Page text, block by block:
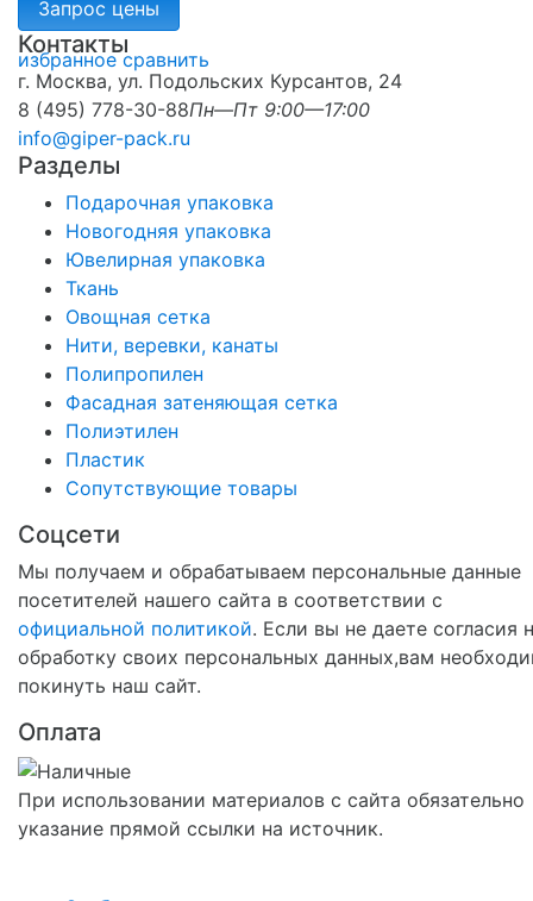
избранное сравнить
Контакты
г. Москва, ул. Подольских Курсантов, 24
8 (495) 778-30-88Пн—Пт 9:00—17:00
info@giper-pack.ru
Разделы
Подарочная упаковка
Новогодняя упаковка
Ювелирная упаковка
Ткань
Овощная сетка
Нити, веревки, канаты
Полипропилен
Фасадная затеняющая сетка
Полиэтилен
Пластик
Сопутствующие товары
Соцсети
Мы получаем и обрабатываем персональные данные
посетителей нашего сайта в соответствии с
официальной политикой. Если вы не даете согласия
обработку своих персональных данных,вам
покинуть наш сайт.
Оплата
При использовании материалов с сайта обязательно
указание прямой ссылки на источник.